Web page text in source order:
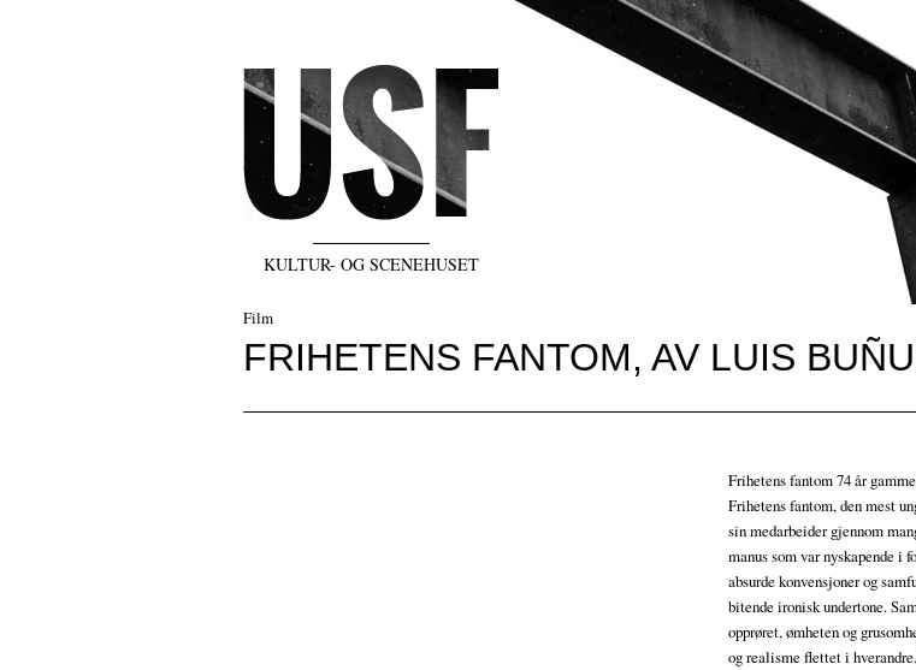
KULTUR- OG SCENEHUSET
Film
FRIHETENS FANTOM, AV LUIS
Frihetens fantom 74 år
Frihetens fantom, den mest
sin medarbeider gjennom
manus som var nyskapende i
absurde konvensjoner og
bitende ironisk undertone.
opprøret, ømheten og
og realisme flettet i